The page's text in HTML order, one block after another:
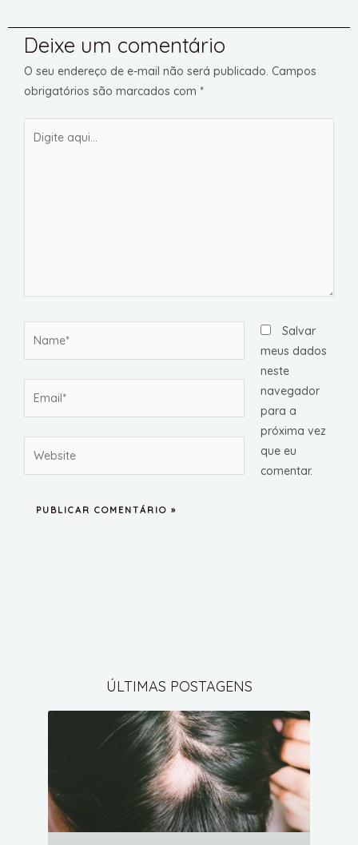
Deixe um comentário
O seu endereço de e-mail não será publicado. Campos
obrigatórios são marcados com *
aqui...
Salvar
meus dados
neste
navegador
para a
próxima vez
que eu
comentar.
ÚLTIMAS POSTAGENS